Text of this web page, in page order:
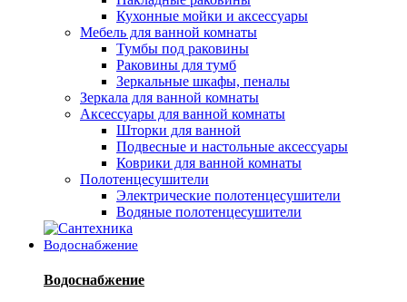
Кухонные мойки и аксессуары
Мебель для ванной комнаты
Тумбы под раковины
Раковины для тумб
Зеркальные шкафы, пеналы
Зеркала для ванной комнаты
Аксессуары для ванной комнаты
Шторки для ванной
Подвесные и настольные аксессуары
Коврики для ванной комнаты
Полотенцесушители
Электрические полотенцесушители
Водяные полотенцесушители
Водоснабжение
Водоснабжение